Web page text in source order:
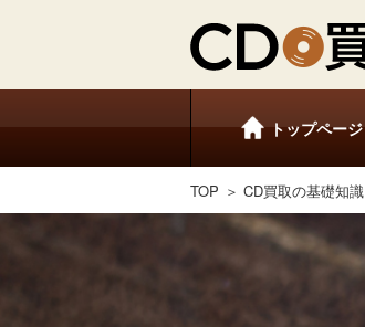
トップページ
TOP CD買取の基礎知識